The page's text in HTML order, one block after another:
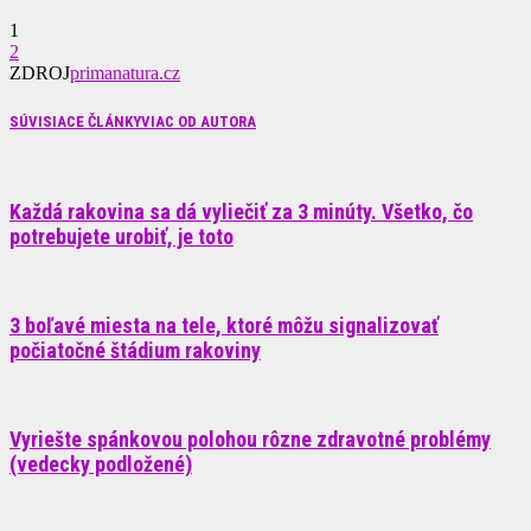
1
2
ZDROJprimanatura.cz
SÚVISIACE ČLÁNKYVIAC OD AUTORA
Každá rakovina sa dá vyliečiť za 3 minúty. Všetko, čo
potrebujete urobiť, je toto
3 boľavé miesta na tele, ktoré môžu signalizovať
počiatočné štádium rakoviny
Vyriešte spánkovou polohou rôzne zdravotné problémy
(vedecky podložené)